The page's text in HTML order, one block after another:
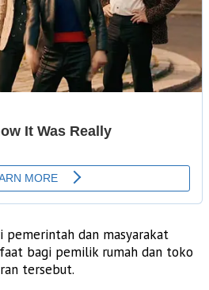
pemerintah dan masyarakat
bagi pemilik rumah dan toko
tersebut.